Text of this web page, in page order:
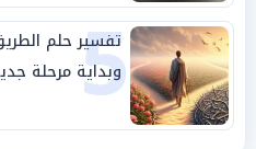
5
تفسير حلم
وبداية مرحلة